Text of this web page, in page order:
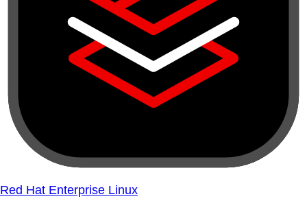
Red Hat Enterprise Linux